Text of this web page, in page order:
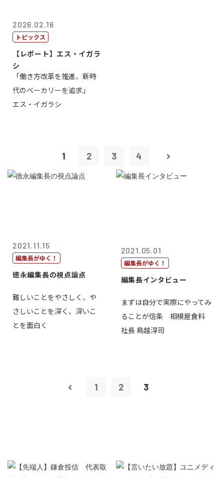
2026.02.16
トピックス
【レポート】エス・イガラ
シ
「働き方改革を推進、新時
代のベーカリーを追求」
エス・イガラシ
1 2 3 4
2021.11.15
編集長がゆく！
徳永編集長の視点論点
難しいことをやさしく、や
さしいことを深く、深いこ
とを面白く
2021.05.01
編集長がゆく！
編集長インタビュー
まずは自分で実際にやってみ
ることが信条 相模屋食料
社長 鳥越淳司
1 2 3